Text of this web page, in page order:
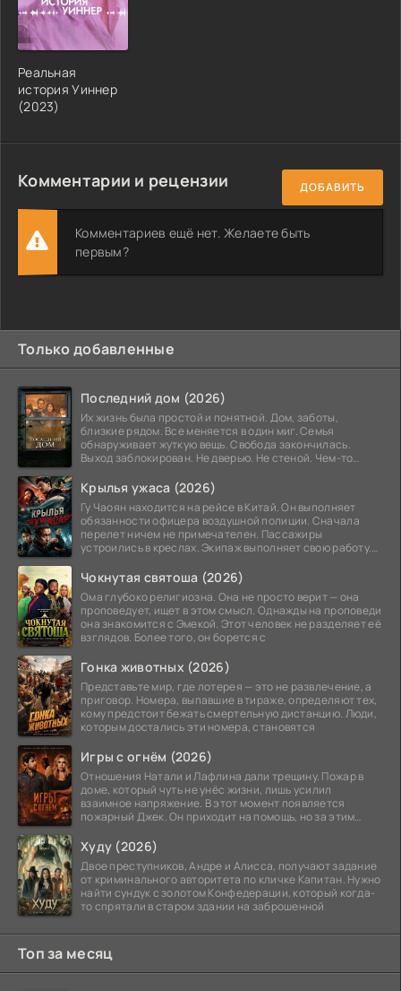
Реальная
история Уиннер
(2023)
Комментарии и рецензии ДОБАВИТЬ
Комментариев ещё нет. Желаете быть
первым?
Только добавленные
Последний дом (2026)
Их жизнь была простой и понятной. Дом, заботы,
близкие рядом. Все меняется в один миг. Семья
обнаруживает жуткую вещь. Свобода закончилась.
Выход заблокирован. Не дверью. Не стеной. Чем-то
Крылья ужаса (2026)
Гу Чаоян находится на рейсе в Китай. Он выполняет
обязанности офицера воздушной полиции. Сначала
перелет ничем не примечателен. Пассажиры
устроились в креслах. Экипаж выполняет свою работу.
Чокнутая святоша (2026)
Ома глубоко религиозна. Она не просто верит — она
проповедует, ищет в этом смысл. Однажды на проповеди
она знакомится с Эмекой. Этот человек не разделяет её
взглядов. Более того, он борется с
Гонка животных (2026)
Представьте мир, где лотерея — это не развлечение, а
приговор. Номера, выпавшие в тираже, определяют тех,
кому предстоит бежать смертельную дистанцию. Люди,
которым достались эти номера, становятся
Игры с огнём (2026)
Отношения Натали и Лафлина дали трещину. Пожар в
доме, который чуть не унёс жизни, лишь усилил
взаимное напряжение. В этот момент появляется
пожарный Джек. Он приходит на помощь, но за этим
Худу (2026)
Двое преступников, Андре и Алисса, получают задание
от криминального авторитета по кличке Капитан. Нужно
найти сундук с золотом Конфедерации, который когда-
то спрятали в старом здании на заброшенной
Топ за месяц